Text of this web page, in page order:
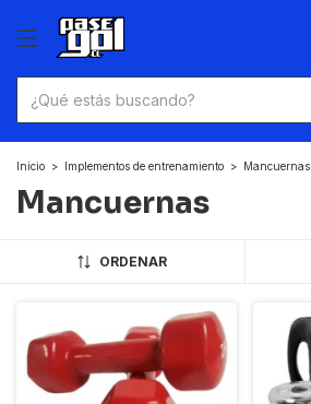
Inicio > Implementos de entrenamiento > Mancuernas
Mancuernas
ORDENAR